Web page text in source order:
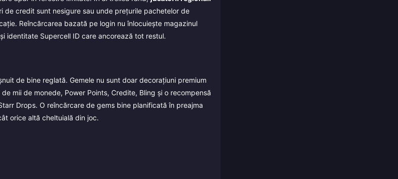
credit sunt nesigure sau unde prețurile pachetelor de
Reîncărcarea bazată pe login nu înlocuiește magazinul
identitate Supercell ID care ancorează tot restul.
de bine reglată. Gemele nu sunt doar decorațiuni premium
mii de monede, Power Points, Credite, Bling și o recompensă
Drops. O reîncărcare de gems bine planificată în preajma
orice altă cheltuială din joc.